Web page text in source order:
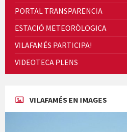
Cicle de Cine i Dones rurals
PORTAL TRANSPARENCIA
ESTACIÓ METEORÒLOGICA
VILAFAMÉS PARTICIPA!
VIDEOTECA PLENS
VILAFAMÉS EN IMAGES